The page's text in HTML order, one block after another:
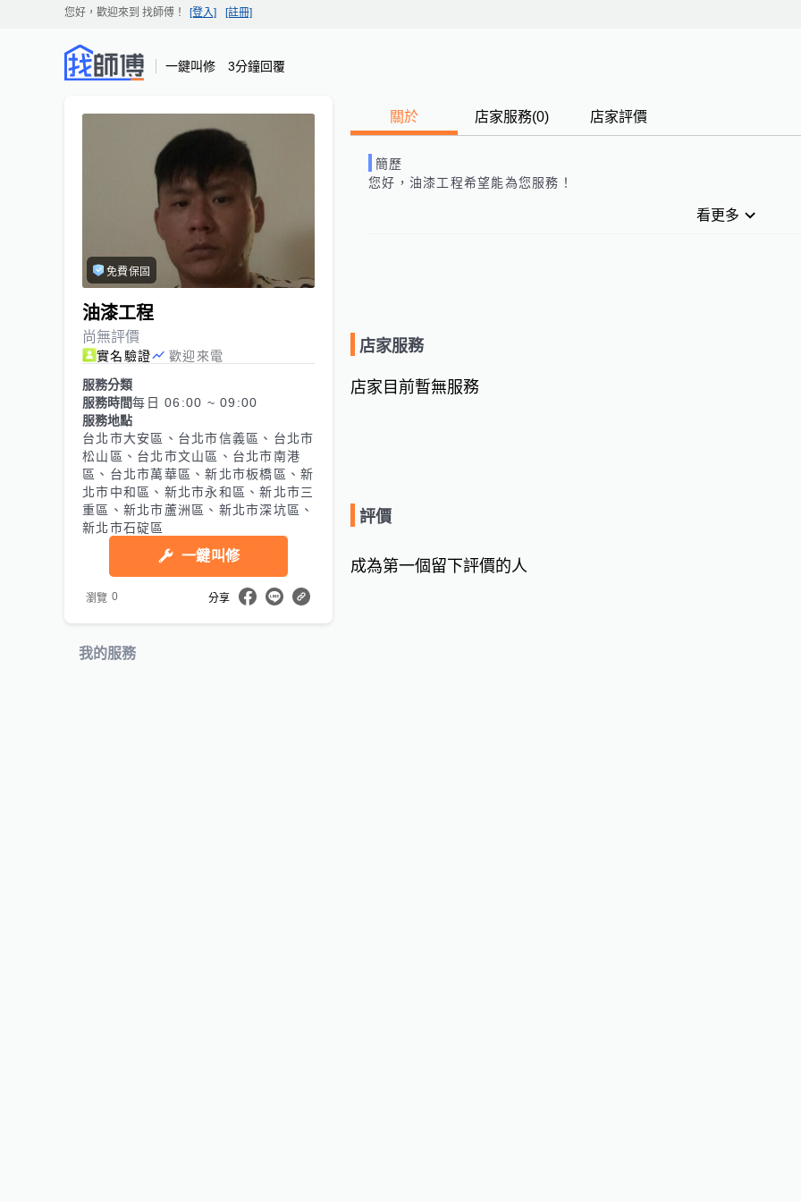
您好，歡迎來到 找師傅 ！ [登入] [註冊]
一鍵叫修 3分鐘回覆
免費保固
油漆工程
尚無評價
實名驗證
歡迎來電
服務分類
服務時間每日 06:00 ~ 09:00
服務地點
台北市大安區、台北市信義區、台北市
松山區、台北市文山區、台北市南港
區、台北市萬華區、新北市板橋區、新
北市中和區、新北市永和區、新北市三
重區、新北市蘆洲區、新北市深坑區、
新北市石碇區
一鍵叫修
瀏覽 0 分享
我的服務
關於 店家服務(0) 店家評價
簡歷
您好， 油漆工程希望能為您服務！
看更多
店家服務
店家目前暫無服務
評價
成為第一個留下評價的人